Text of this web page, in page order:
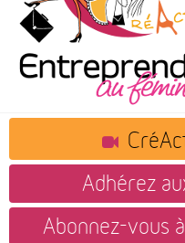
Adhérez
Abonnez-vous